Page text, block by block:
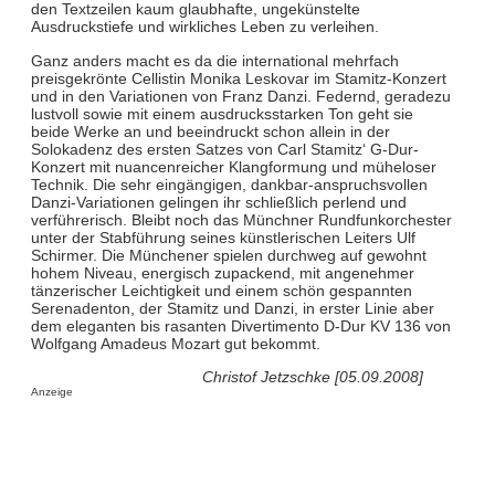
den Textzeilen kaum glaubhafte, ungekünstelte
Ausdruckstiefe und wirkliches Leben zu verleihen.
Ganz anders macht es da die international mehrfach
preisgekrönte Cellistin Monika Leskovar im Stamitz-Konzert
und in den Variationen von Franz Danzi. Federnd, geradezu
lustvoll sowie mit einem ausdrucksstarken Ton geht sie
beide Werke an und beeindruckt schon allein in der
Solokadenz des ersten Satzes von Carl Stamitz‘ G-Dur-
Konzert mit nuancenreicher Klangformung und müheloser
Technik. Die sehr eingängigen, dankbar-anspruchsvollen
Danzi-Variationen gelingen ihr schließlich perlend und
verführerisch. Bleibt noch das Münchner Rundfunkorchester
unter der Stabführung seines künstlerischen Leiters Ulf
Schirmer. Die Münchener spielen durchweg auf gewohnt
hohem Niveau, energisch zupackend, mit angenehmer
tänzerischer Leichtigkeit und einem schön gespannten
Serenadenton, der Stamitz und Danzi, in erster Linie aber
dem eleganten bis rasanten Divertimento D-Dur KV 136 von
Wolfgang Amadeus Mozart gut bekommt.
Christof Jetzschke [05.09.2008]
Anzeige